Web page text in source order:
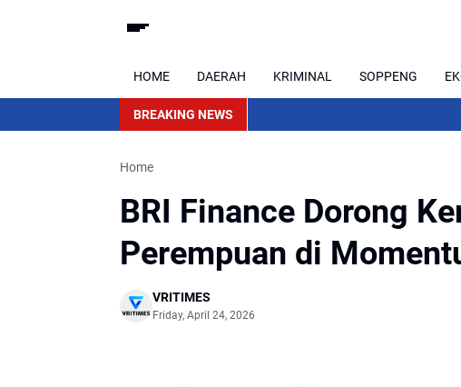
HOME DAERAH KRIMINAL SOPPENG
BREAKING NEWS
Home
BRI Finance Dorong
Perempuan di
VRITIMES
Friday, April 24, 2026